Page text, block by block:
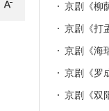
京剧《柳
京剧《打
京剧《海
京剧《罗
京剧《双